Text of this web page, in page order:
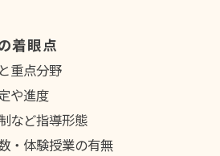
着眼点
重点分野
や進度
など指導形態
・体験授業の有無